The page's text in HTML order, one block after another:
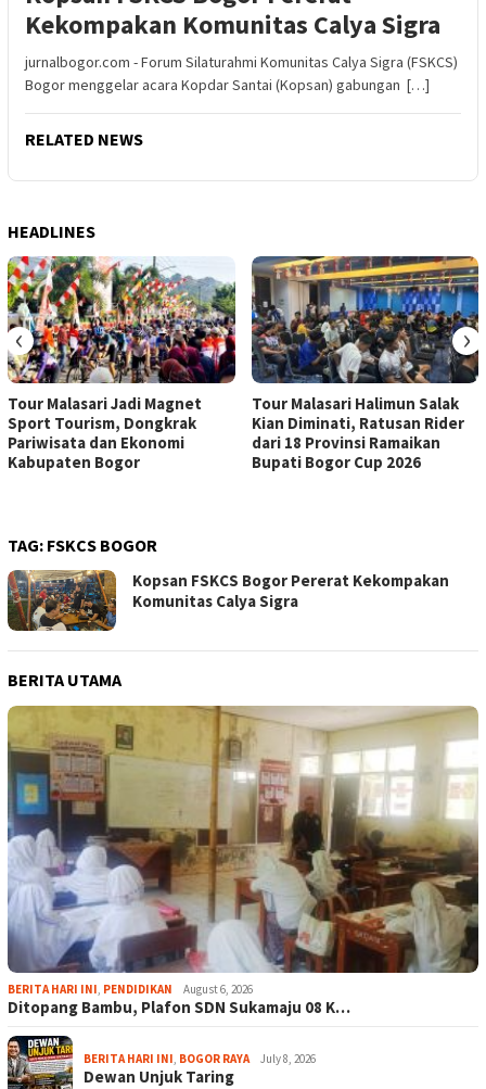
Kekompakan Komunitas Calya Sigra
jurnalbogor.com - Forum Silaturahmi Komunitas Calya Sigra (FSKCS)
Bogor menggelar acara Kopdar Santai (Kopsan) gabungan […]
RELATED NEWS
HEADLINES
Tour Malasari Jadi Magnet
Sport Tourism, Dongkrak
Pariwisata dan Ekonomi
Kabupaten Bogor
Tour Malasari Halimun Salak
Kian Diminati, Ratusan Rider
dari 18 Provinsi Ramaikan
Bupati Bogor Cup 2026
‹ ›
TAG: FSKCS BOGOR
Kopsan FSKCS Bogor Pererat Kekompakan
Komunitas Calya Sigra
BERITA UTAMA
BERITA HARI INI, PENDIDIKAN August 6, 2026
Ditopang Bambu, Plafon SDN Sukamaju 08 K…
BERITA HARI INI, BOGOR RAYA July 8, 2026
Dewan Unjuk Taring